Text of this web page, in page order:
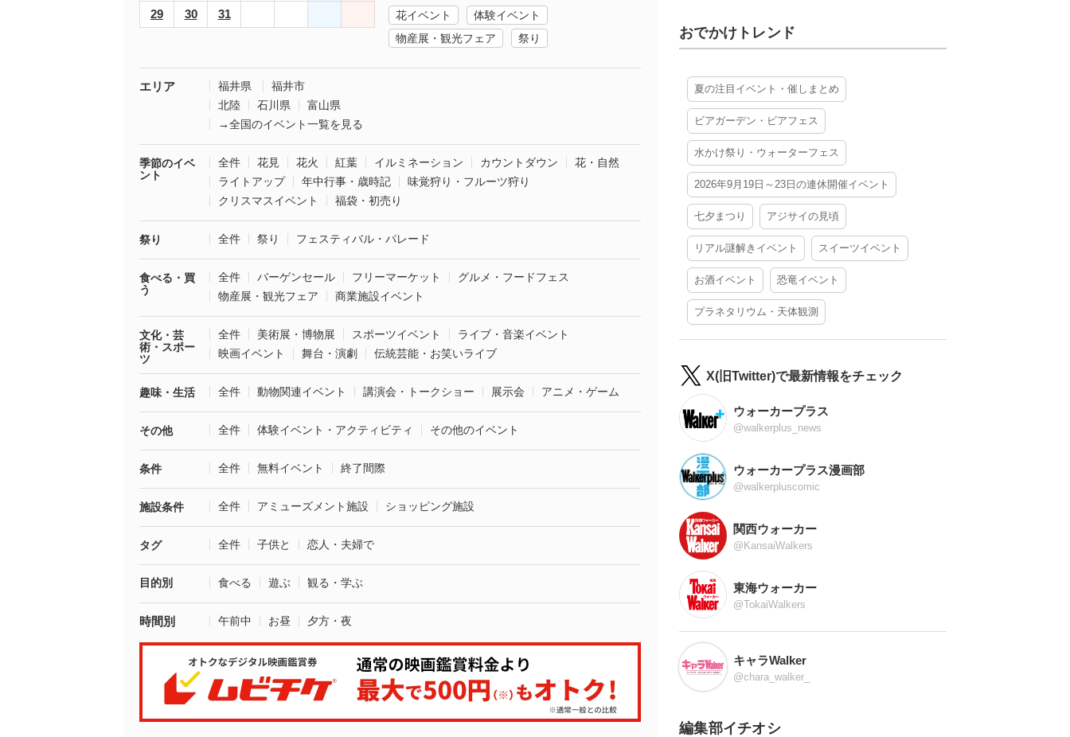
29
30 31 花イベント
体験イベント
物産展・観光フェア
祭り
エリア 福井県
福井市
北陸
石川県
富山県
→全国のイベント一覧を見る
季節のイベ
ント
全件 花見 花火 紅葉 イルミネーション カウントダウン
花・自然
ライトアップ
年中行事・歳時記
味覚狩り・フルーツ狩り
クリスマスイベント
福袋・初売り
祭り 全件 祭り フェスティバル・パレード
食べる・買
う
全件 バーゲンセール フリーマーケット
グルメ・フードフェス
物産展・観光フェア
商業施設イベント
文化・芸
術・スポー
ツ
全件 美術展・博物展 スポーツイベント
ライブ・音楽イベント
映画イベント
舞台・演劇 伝統芸能・お笑いライブ
趣味・生活 全件 動物関連イベント 講演会・トークショー 展示会 アニメ・ゲーム
その他 全件 体験イベント・アクティビティ その他のイベント
条件 全件 無料イベント 終了間際
施設条件 全件 アミューズメント施設 ショッピング施設
タグ 全件 子供と 恋人・夫婦で
目的別 食べる 遊ぶ 観る・学ぶ
時間別 午前中 お昼 夕方・夜
おでかけトレンド
夏の注目イベント・催しまとめ
ビアガーデン・ビアフェス
水かけ祭り・ウォーターフェス
2026年9月19日～23日の連休開催イベント
七夕まつり アジサイの見頃
リアル謎解きイベント スイーツイベント
お酒イベント 恐竜イベント
プラネタリウム・天体観測
X(旧Twitter)で最新情報をチェック
ウォーカープラス
@walkerplus_news
ウォーカープラス漫画部
@walkerpluscomic
関西ウォーカー
@KansaiWalkers
東海ウォーカー
@TokaiWalkers
キャラWalker
@chara_walker_
編集部イチオシ